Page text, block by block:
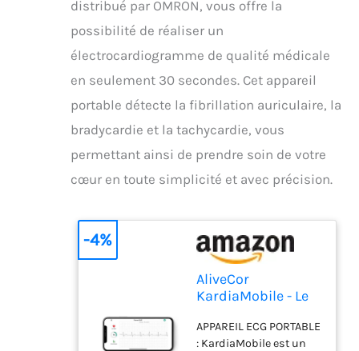
distribué par OMRON, vous offre la
possibilité de réaliser un
électrocardiogramme de qualité médicale
en seulement 30 secondes. Cet appareil
portable détecte la fibrillation auriculaire, la
bradycardie et la tachycardie, vous
permettant ainsi de prendre soin de votre
cœur en toute simplicité et avec précision.
AliveCor
KardiaMobile - Le
personnel
connecté -
APPAREIL ECG PORTABLE
: KardiaMobile est un
-4%